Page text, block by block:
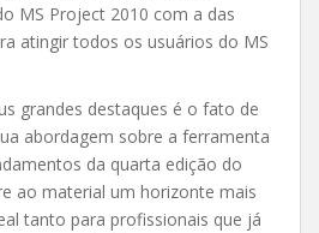
MS Project 2010 com a das
atingir todos os usuários do MS
grandes destaques é o fato de
abordagem sobre a ferramenta
da quarta edição do
ao material um horizonte mais
tanto para profissionais que já